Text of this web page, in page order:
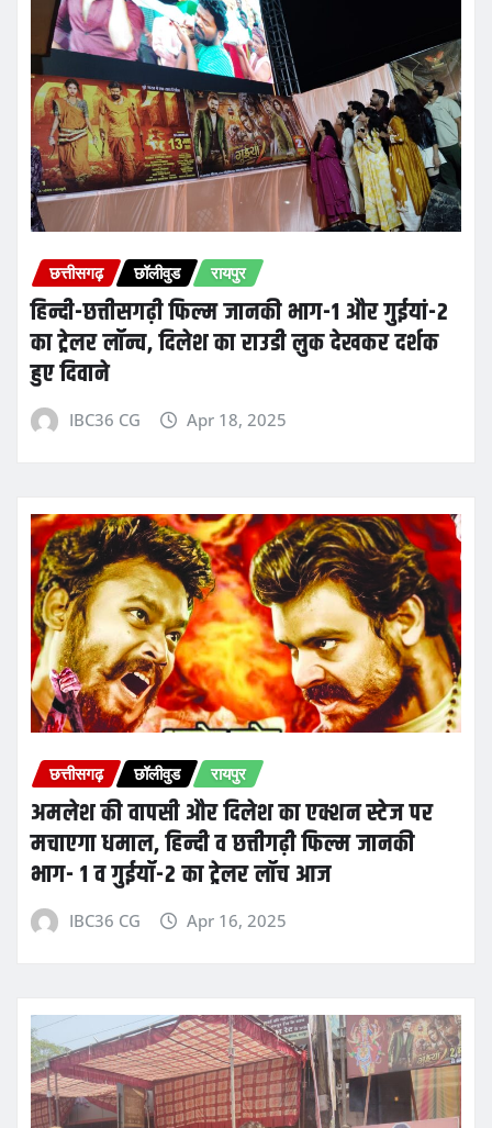
छत्तीसगढ़ छॉलीवुड रायपुर
हिन्दी-छत्तीसगढ़ी फिल्म जानकी भाग-1 और गुईयां-2
का ट्रेलर लॉन्च, दिलेश का राउडी लुक देखकर दर्शक
हुए दिवाने
IBC36 CG Apr 18, 2025
छत्तीसगढ़ छॉलीवुड रायपुर
अमलेश की वापसी और दिलेश का एक्शन स्टेज पर
मचाएगा धमाल, हिन्दी व छत्तीगढ़ी फिल्म जानकी
भाग- 1 व गुईयाॅ-2 का ट्रेलर लॉच आज
IBC36 CG Apr 16, 2025